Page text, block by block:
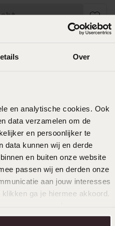
Over
en analytische cookies. Ook
data verzamelen om de
en persoonlijker te
data kunnen wij en derde
en buiten onze website
passen wij en derden onze
aan jouw interesses
klikken ga je hiermee akkoord.